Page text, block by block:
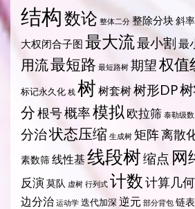
结构数论 整体二分 整除分块斜
大权闭合子图 最大流最小割 最
用流最短路 最短路树 期望权值
标记永久化 栈 树 树套树树形DP
分根号概率模拟 欧拉筛 泰勒级数
分治状态压缩 生成树 矩阵离散
素数筛线性基 线段树缩点 网
反演莫队 虚树 行列式 计数计算几何
边分治 运动学 迭代加深 逆元 部分背包 链表